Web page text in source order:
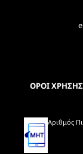
ΟΡΟΙ ΧΡΗΣΗΣ
Αριθμός